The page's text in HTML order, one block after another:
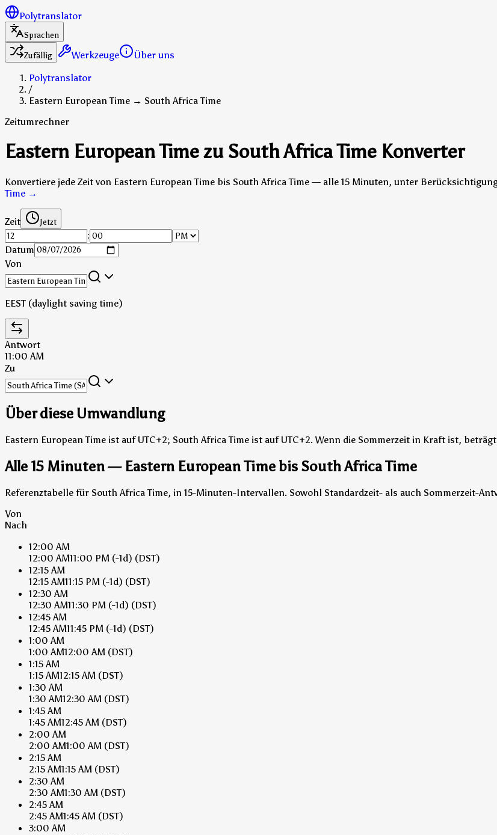
Polytranslator
Sprachen
Zufällig
Werkzeuge
Über uns
Polytranslator
/
Eastern European Time → South Africa Time
Zeitumrechner
Eastern European Time zu South Africa Time Konverter
Konvertiere jede Zeit von Eastern European Time bis South Africa Time — alle 15 Minuten, unter
Time →
Zeit Jetzt
:
Datum
Von
EEST (daylight saving time)
Antwort
11:00 AM
Zu
Über diese Umwandlung
Eastern European Time ist auf UTC+2; South Africa Time ist auf UTC+2. Wenn die Sommerzeit in Kraft ist,
Alle 15 Minuten — Eastern European Time bis South Africa Time
Referenztabelle für South Africa Time, in 15-Minuten-Intervallen. Sowohl Standardzeit- als auch Sommerzeit-
Von
Nach
12:00 AM
12:00 AM11:00 PM (-1d) (DST)
12:15 AM
12:15 AM11:15 PM (-1d) (DST)
12:30 AM
12:30 AM11:30 PM (-1d) (DST)
12:45 AM
12:45 AM11:45 PM (-1d) (DST)
1:00 AM
1:00 AM12:00 AM (DST)
1:15 AM
1:15 AM12:15 AM (DST)
1:30 AM
1:30 AM12:30 AM (DST)
1:45 AM
1:45 AM12:45 AM (DST)
2:00 AM
2:00 AM1:00 AM (DST)
2:15 AM
2:15 AM1:15 AM (DST)
2:30 AM
2:30 AM1:30 AM (DST)
2:45 AM
2:45 AM1:45 AM (DST)
3:00 AM